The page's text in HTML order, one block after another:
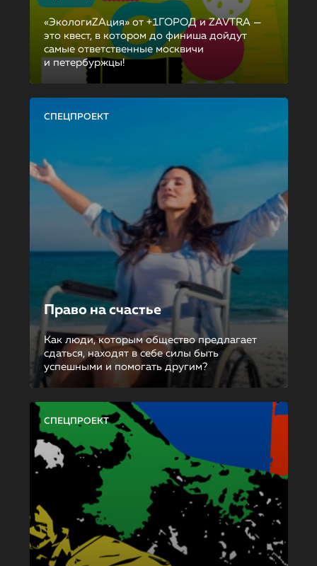
«ЭкологиZAция» от +1ГОРОД и ZAVTRA —
это квест, в котором до финиша дойдут
самые ответственные москвичи
и петербуржцы!
СПЕЦПРОЕКТ
Право на счастье
Как люди, которым общество предлагает
сдаться, находят в себе силы быть
успешными и помогать другим?
СПЕЦПРОЕКТ